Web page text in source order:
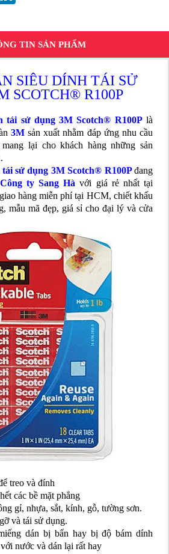
TIN SẢN PHẨM
SIÊU DÍNH TÁI SỬ
SCOTCH® R100P
tái sử dụng 3M Scotch® R100Plà
3Msản xuất nhằm đáp ứng nhu cầu
lại cho khách hàng những sản
sử dụng 3M Scotch® R100P đang
Công ty Sang Hàvới giá rẻ nhất tại
hàng miễn phí tại HCM, chiết khấu
mẫu mã đẹp, giá sỉ cho đại lý và cửa
treo và đính
các bề mặt phẳng
gỉ, nhựa, sắt, kính, gỗ, tường sơn.
và tái sử dụng.
dán bị bẩn hay bị độ bám dính
nước và dán lại rất hay